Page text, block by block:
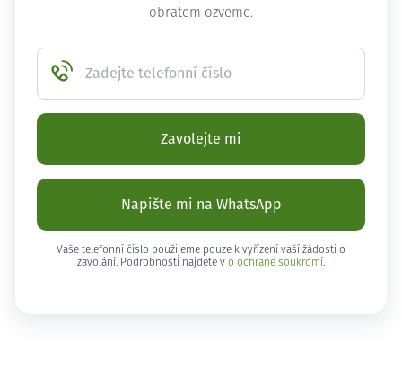
obratem ozveme.
Zadejte telefonní číslo
Zavolejte mi
Napište mi na WhatsApp
Vaše telefonní číslo použijeme pouze k vyřízení vaší žádosti o
zavolání. Podrobnosti najdete v o ochraně soukromí .